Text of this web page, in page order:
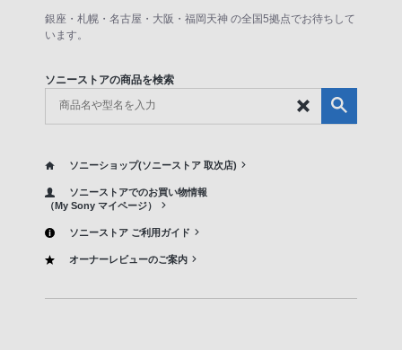
銀座・札幌・名古屋・大阪・福岡天神 の全国5拠点でお待ちして
います。
ソニーストアの商品を検索
ソニーショップ(ソニーストア 取次店)
ソニーストアでのお買い物情報
（My Sony マイページ）
ソニーストア ご利用ガイド
オーナーレビューのご案内